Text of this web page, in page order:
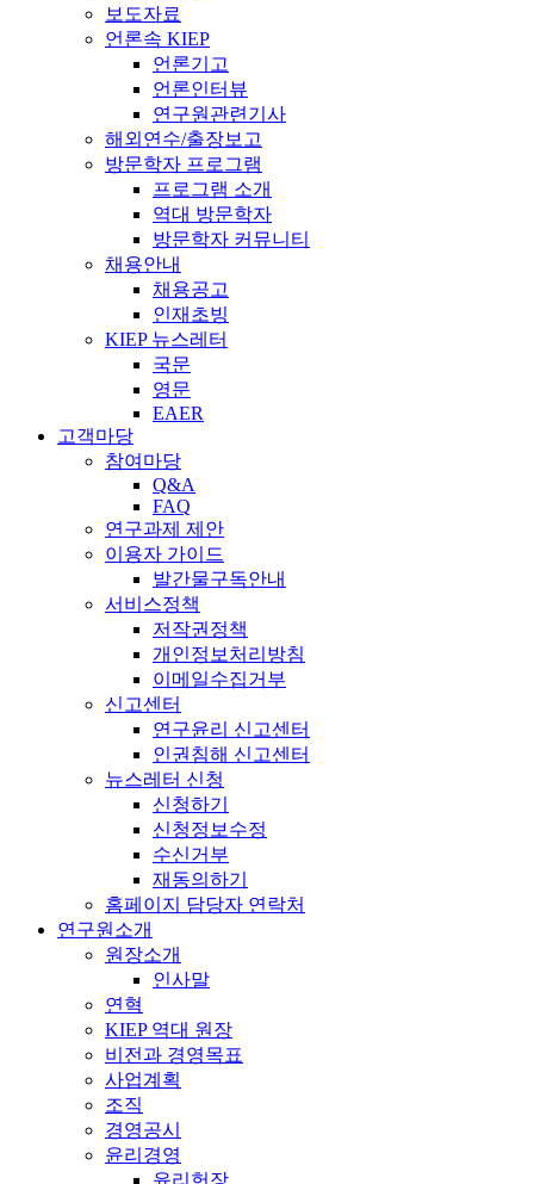
보도자료
언론속 KIEP
언론기고
언론인터뷰
연구원관련기사
해외연수/출장보고
방문학자 프로그램
프로그램 소개
역대 방문학자
방문학자 커뮤니티
채용안내
채용공고
인재초빙
KIEP 뉴스레터
국문
영문
EAER
고객마당
참여마당
Q&A
FAQ
연구과제 제안
이용자 가이드
발간물구독안내
서비스정책
저작권정책
개인정보처리방침
이메일수집거부
신고센터
연구윤리 신고센터
인권침해 신고센터
뉴스레터 신청
신청하기
신청정보수정
수신거부
재동의하기
홈페이지 담당자 연락처
연구원소개
원장소개
인사말
연혁
KIEP 역대 원장
비전과 경영목표
사업계획
조직
경영공시
윤리경영
윤리헌장